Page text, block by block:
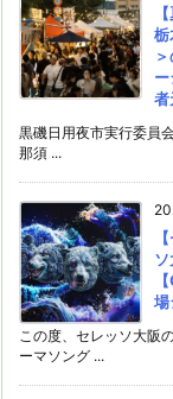
栃
者
黒磯日用夜市実行委員
那須 ...
場
この度、セレッソ大阪
ーマソング ...